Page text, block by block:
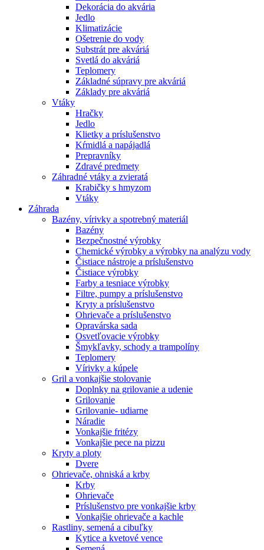
Dekorácia do akvária
Jedlo
Klimatizácie
Ošetrenie do vody
Substrát pre akváriá
Svetlá do akváriá
Teplomery
Základné súpravy pre akváriá
Základy pre akváriá
Vtáky
Hračky
Jedlo
Klietky a príslušenstvo
Kŕmidlá a napájadlá
Prepravníky
Zdravé predmety
Záhradné vtáky a zvieratá
Krabičky s hmyzom
Vtáky
Záhrada
Bazény, vírivky a spotrebný materiál
Bazény
Bezpečnostné výrobky
Chemické výrobky a výrobky na analýzu vody
Čistiace nástroje a príslušenstvo
Čistiace výrobky
Farby a tesniace výrobky
Filtre, pumpy a príslušenstvo
Kryty a príslušenstvo
Ohrievače a príslušenstvo
Opravárska sada
Osvetľovacie výrobky
Šmykľavky, schody a trampolíny
Teplomery
Vírivky a kúpele
Gril a vonkajšie stolovanie
Doplnky na grilovanie a udenie
Grilovanie
Grilovanie- udiarne
Náradie
Vonkajšie fritézy
Vonkajšie pece na pizzu
Kryty a ploty
Dvere
Ohrievače, ohniská a krby
Krby
Ohrievače
Príslušenstvo pre vonkajšie krby
Vonkajšie ohrievače a kachle
Rastliny, semená a cibuľky
Kytice a kvetové vence